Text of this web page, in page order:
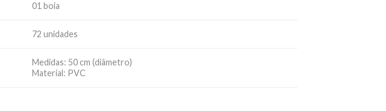
01 boia
72 unidades
Medidas: 50 cm (diâmetro)
Material: PVC